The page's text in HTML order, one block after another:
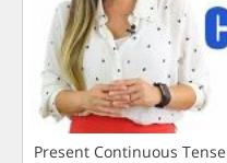
Present Continuous Tense